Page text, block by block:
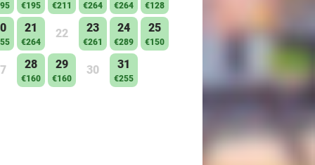
€195 €211 €264 €264 €128
21
€264
22 23
€261
24
€289
25
€150
28
€160
29
€160
30 31
€255